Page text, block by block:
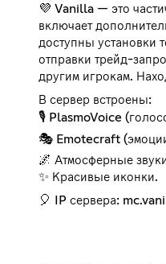
💜 Vanilla — это
включает
доступны установки
отправки трейд-
другим игрокам.
В сервер встроены:
🎙️ PlasmoVoice
🎭 Emotecraft
🌌 Атмосферные
✨ Красивые иконки.
🎈 IP сервера: